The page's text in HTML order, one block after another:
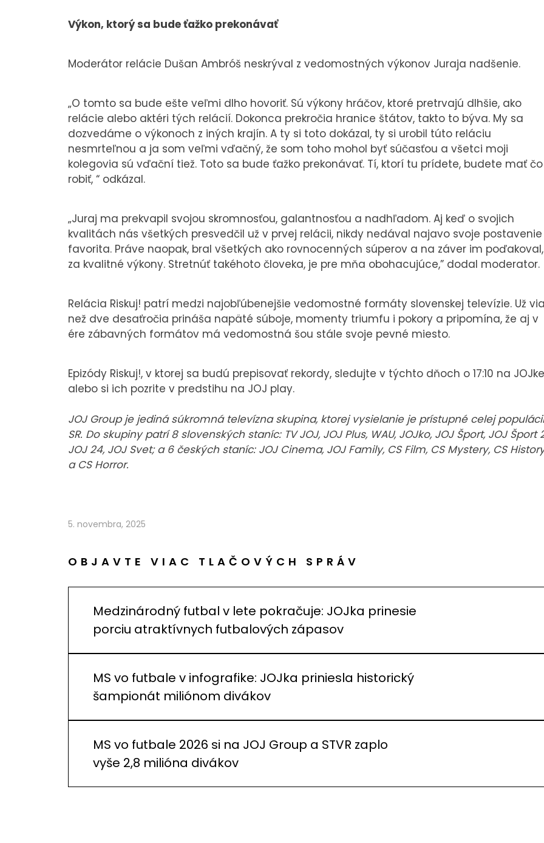
Výkon, ktorý sa bude ťažko prekonávať
Moderátor relácie Dušan Ambróš neskrýval z vedomostných výkonov Juraja nadšenie.
„O tomto sa bude ešte veľmi dlho hovoriť. Sú výkony hráčov, ktoré pretrvajú dlhšie, ako
relácie alebo aktéri tých relácií. Dokonca prekročia hranice štátov, takto to býva. My sa
dozvedáme o výkonoch z iných krajín. A ty si toto dokázal, ty si urobil túto reláciu
nesmrteľnou a ja som veľmi vďačný, že som toho mohol byť súčasťou a všetci moji
kolegovia sú vďační tiež. Toto sa bude ťažko prekonávať. Tí, ktorí tu prídete, budete mať čo
robiť, “ odkázal.
„Juraj ma prekvapil svojou skromnosťou, galantnosťou a nadhľadom. Aj keď o svojich
kvalitách nás všetkých presvedčil už v prvej relácii, nikdy nedával najavo svoje postavenie
favorita. Práve naopak, bral všetkých ako rovnocenných súperov a na záver im poďakoval,
za kvalitné výkony. Stretnúť takéhoto človeka, je pre mňa obohacujúce,” dodal moderator.
Relácia Riskuj! patrí medzi najobľúbenejšie vedomostné formáty slovenskej televízie. Už
než dve desaťročia prináša napäté súboje, momenty triumfu i pokory a pripomína, že aj v
ére zábavných formátov má vedomostná šou stále svoje pevné miesto.
Epizódy Riskuj!, v ktorej sa budú prepisovať rekordy, sledujte v týchto dňoch o 17:10 na
alebo si ich pozrite v predstihu na JOJ play.
JOJ Group je jediná súkromná televízna skupina, ktorej vysielanie je prístupné celej populácii
SR. Do skupiny patrí 8 slovenských staníc: TV JOJ, JOJ Plus, WAU, JOJko, JOJ Šport, JOJ Šport
JOJ 24, JOJ Svet; a 6 českých staníc: JOJ Cinema, JOJ Family, CS Film, CS Mystery, CS
a CS Horror.
5. novembra, 2025
OBJAVTE VIAC TLAČOVÝCH SPRÁV
Medzinárodný futbal v lete pokračuje: JOJka prinesie
porciu atraktívnych futbalových zápasov
MS vo futbale v infografike: JOJka priniesla historický
šampionát miliónom divákov
MS vo futbale 2026 si na JOJ Group a STVR zaplo
vyše 2,8 milióna divákov